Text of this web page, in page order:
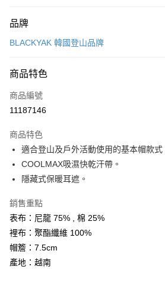
信用卡一次付款
LINE Pay
Apple Pay
悠遊付
Google Pay
全盈+PAY
AFTEE先享後付
相關說明
【關於「AFTEE先享後付」】
AFTEE先享後付是「在收到商品之後才付款」
１．簡單：不需註冊會員、不需綁卡、不需儲值
ATM付款
品牌
BLACKYAK 韓國登山品牌
商品特色
商品編號
11187146
商品特色
適合登山及戶外活動使用的基本帽款式
COOLMAX吸濕快乾汗帶。
隱藏式保暖耳遮。
銷售重點
表布：尼龍 75% , 棉 25%
裡布：聚酯纖維 100%
帽簷：7.5cm
產地：越南